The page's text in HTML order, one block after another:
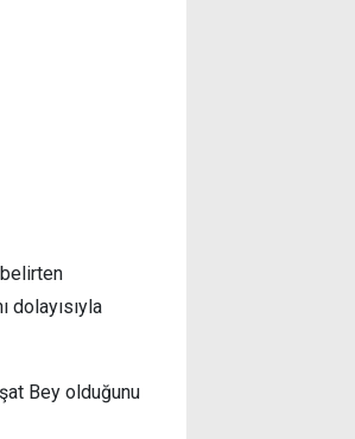
belirten
dolayısıyla
Bey olduğunu